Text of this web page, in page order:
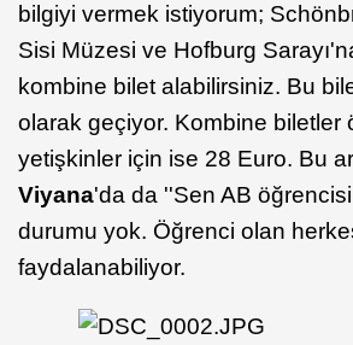
bilgiyi vermek istiyorum;
Sisi Müzesi ve Hofburg
kombine bilet alabilirsiniz. Bu
olarak geçiyor. Kombine biletler
yetişkinler için ise 28 Euro. Bu
Viyana'da da ''Sen AB
durumu yok. Öğrenci olan
faydalanabiliyor.